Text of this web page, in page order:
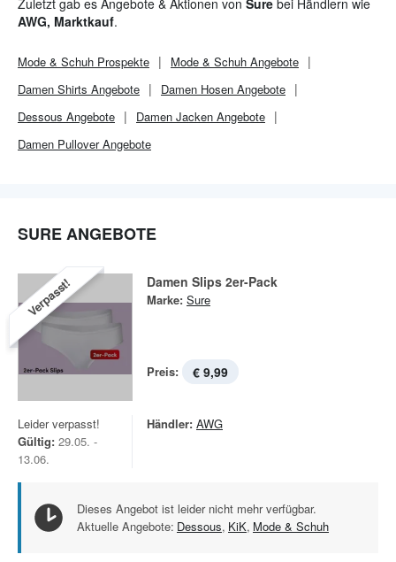
Zuletzt gab es Angebote & Aktionen von Sure bei Händlern wie
AWG, Marktkauf.
Mode & Schuh Prospekte Mode & Schuh Angebote
Damen Shirts Angebote
Damen Hosen Angebote
Dessous Angebote
Damen Jacken Angebote
Damen Pullover Angebote
SURE ANGEBOTE
Verpasst! Damen Slips 2er-Pack
Marke: Sure
Preis: € 9,99
Leider verpasst!
Gültig: 29.05. -
13.06.
Händler: AWG
Dieses Angebot ist leider nicht mehr verfügbar.
Aktuelle Angebote: Dessous, KiK, Mode & Schuh